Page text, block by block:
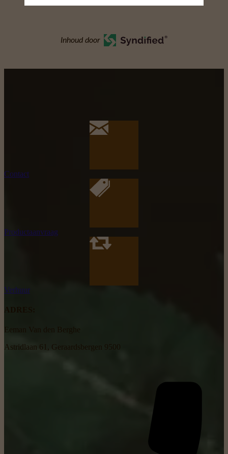
Inhoud door
Contact
Productaanvraag
Verhuur
Astridlaan 61, Geraardsbergen 9500